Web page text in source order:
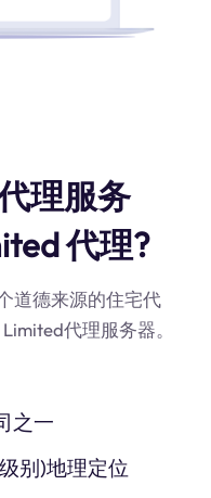
理服务
代理?
道德来源的住宅代
代理服务器。
之一
别)地理定位